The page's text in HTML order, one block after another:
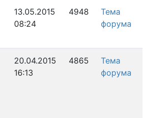
13.05.2015
08:24
4948
Тема
форума
20.04.2015
16:13
4865
Тема
форума